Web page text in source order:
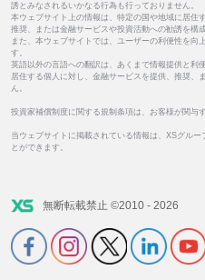
誘とみなされるいかなる行為も行っておりません。
本ウェブサイト上の情報は、特定の国や地域に居住
推奨、または金融サービスや投資活動への勧誘を構
また、本ウェブサイトでは、ユーザーの利便性を向
す。
英語以外の言語への翻訳は、あくまで情報提供と利
居住する個人に対し、金融サービスを提供、推奨、
ん。
投資家補償制度に関する規制条項は、お客様が関与
当ウェブサイトに掲載されている情報は、XSグル
とができます。
無断転載禁止 ©2010 - 2026